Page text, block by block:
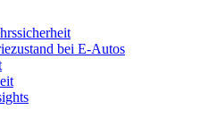
bei E-Autos